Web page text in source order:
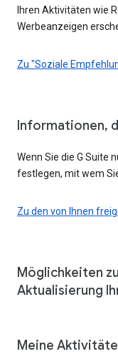
Ihren Aktivitäten wie
Werbeanzeigen
Zu "Soziale
Informationen,
Wenn Sie die G Suite
festlegen, mit wem
Zu den von Ihnen
Möglichkeiten
Aktualisierung
Meine